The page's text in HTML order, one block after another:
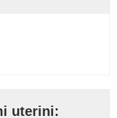
uterini: